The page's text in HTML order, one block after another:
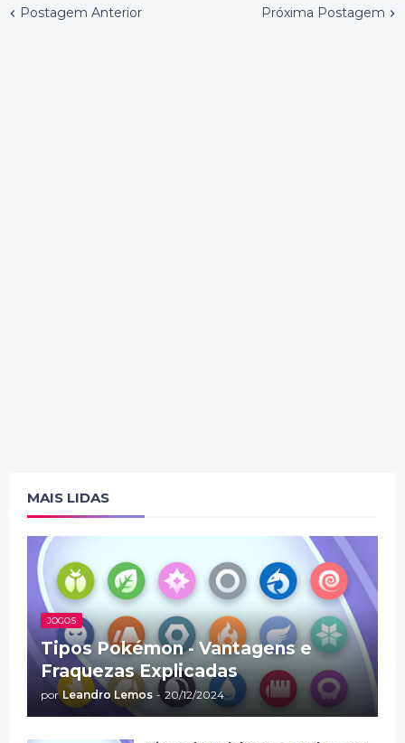
Postagem Anterior Próxima Postagem
MAIS LIDAS
JOGOS
Tipos Pokémon - Vantagens e
Fraquezas Explicadas
por Leandro Lemos - 20/12/2024